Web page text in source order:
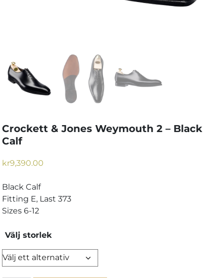
Crockett & Jones Weymouth 2 – Black
Calf
kr9,390.00
Black Calf
Fitting E, Last 373
Sizes 6-12
Välj storlek